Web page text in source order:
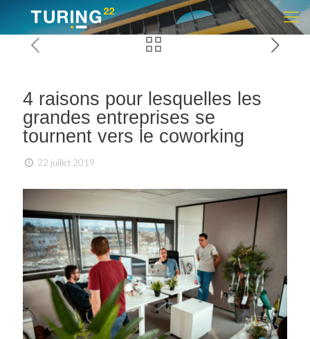
4 raisons pour lesquelles les
grandes entreprises se
tournent vers le coworking
22 juillet 2019